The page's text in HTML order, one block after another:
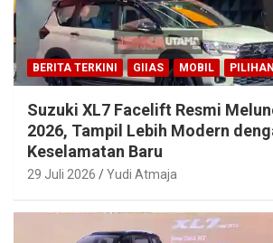
BERITA TERKINI GIIAS MOBIL PILIHAN
Suzuki XL7 Facelift Resmi
2026, Tampil Lebih Modern
Keselamatan Baru
29 Juli 2026 Yudi Atmaja